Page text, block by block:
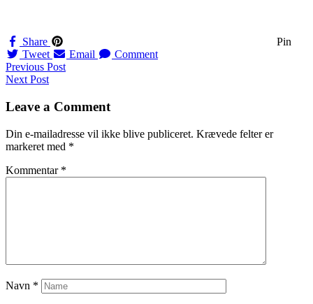
Share
Pin
Tweet
Email Comment
Navigation
til
indlæg
Previous Post
Next Post
Leave a Comment
Din e-mailadresse vil ikke blive publiceret. Krævede felter er
markeret med *
Kommentar *
Navn *